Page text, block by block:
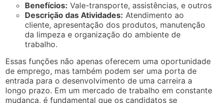
Benefícios: Vale-transporte, assistências, e outros
Descrição das Atividades: Atendimento ao
cliente, apresentação dos produtos, manutenção
da limpeza e organização do ambiente de
trabalho.
Essas funções não apenas oferecem uma oportunidade
de emprego, mas também podem ser uma porta de
entrada para o desenvolvimento de uma carreira a
longo prazo. Em um mercado de trabalho em constante
mudança, é fundamental que os candidatos se